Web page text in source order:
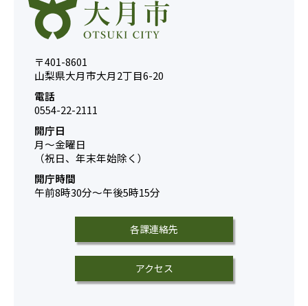
〒401-8601
山梨県大月市大月2丁目6-20
電話
0554-22-2111
開庁日
月～金曜日
（祝日、年末年始除く）
開庁時間
午前8時30分～午後5時15分
各課連絡先
アクセス